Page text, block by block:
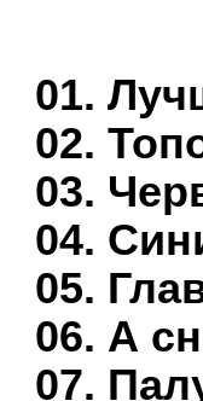
01.
02.
03.
04.
05.
06. А
07.